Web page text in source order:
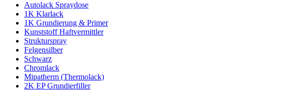
Autolack Spraydose
1K Klarlack
1K Grundierung & Primer
Kunststoff Haftvermittler
Strukturspray
Felgensilber
Schwarz
Chromlack
Mipatherm (Thermolack)
2K EP Grundierfiller